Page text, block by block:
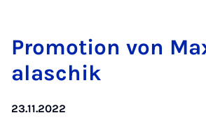
Pro­mo­tion von
alaschik
23.11.2022